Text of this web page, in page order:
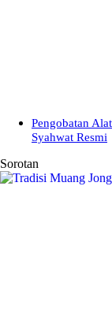
Pengobatan
Syahwat Resmi
Sorotan